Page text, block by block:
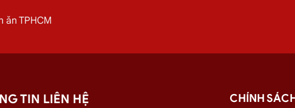
8, Hóc Môn Ngày 06/08
ăn TPHCM
TIN LIÊN HỆ CHÍNH